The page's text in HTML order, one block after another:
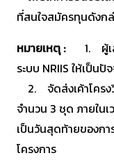
ที่สนใจสมัครทุนดังกล่
หมายเหตุ :1. ผู้เสนอ
ระบบ NRIIS ให้เป็น
2. จัดส่งเค้าโครง
จำนวน 3 ชุด ภายใน
เป็นวันสุดท้ายของกา
โครงการ